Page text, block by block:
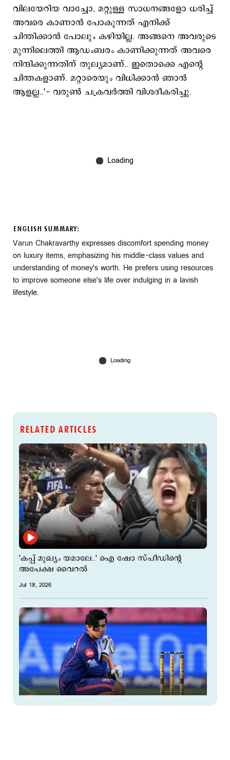
വിലയേറിയ വാച്ചോ, മറ്റുള്ള സാധനങ്ങളോ ധരിച്ച്
അവരെ കാണാന്‍ പോകുന്നത് എനിക്ക്
ചിന്തിക്കാന്‍ പോലും കഴിയില്ല. അങ്ങനെ അവരുടെ
മുന്നിലെത്തി ആഡംബരം കാണിക്കുന്നത് അവരെ
നിന്ദിക്കുന്നതിന് തുല്യമാണ്.. ഇതൊക്കെ എന്‍റെ
ചിന്തകളാണ്. മറ്റാരെയും വിധിക്കാന്‍ ഞാന്‍
ആളല്ല..'- വരുണ്‍ ചക്രവര്‍ത്തി വിശദീകരിച്ചു.
ENGLISH SUMMARY:
Varun Chakravarthy expresses discomfort spending money
on luxury items, emphasizing his middle-class values and
understanding of money's worth. He prefers using resources
to improve someone else's life over indulging in a lavish
lifestyle.
RELATED ARTICLES
'കപ്പ് മുഖ്യം യമാലേ..' ഐ ഷോ സ്പീഡിന്റെ
അപേക്ഷ വൈറൽ
Jul 18, 2026